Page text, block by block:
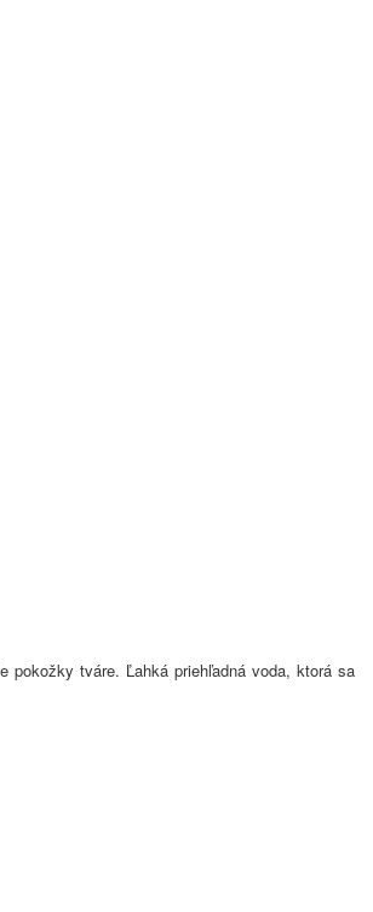
pokožky tváre. Ľahká priehľadná voda, ktorá sa